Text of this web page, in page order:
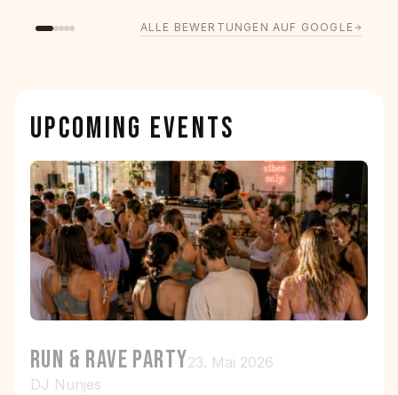
ALLE BEWERTUNGEN AUF GOOGLE
UPCOMING EVENTS
RUN & RAVE PARTY23. Mai 2026
DJ Nunjes